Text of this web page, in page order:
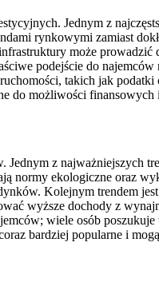
Jednym z
rynkowymi zamiast
może
podejście do najemców
takich jak podatki
do możliwości finansowych
z najważniejszych
normy ekologiczne oraz
Kolejnym trendem
wyższe dochody z
wiele osób poszukuje
bardziej popularne i